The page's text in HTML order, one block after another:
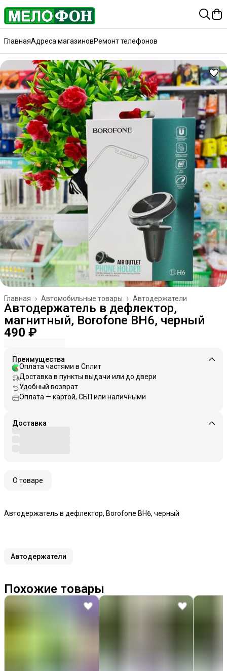
ГлавнаяАдреса магазиновРемонт телефонов
Автодержатели
Автомобильные товары ›
Главная ›
Автодержатель в дефлектор,
магнитный, Borofone BH6, черный
490 ₽
Преимущества
Оплата частями в Сплит
Доставка в пункты выдачи или до двери
Удобный возврат
Оплата — картой, СБП или наличными
Доставка
О товаре
Автодержатель в дефлектор, Borofone BH6, черный
Автодержатели
Похожие товары